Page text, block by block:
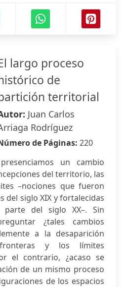
largo proceso
de
territorial
Juan Carlos
Rodríguez
de Páginas: 220
un cambio
del territorio, las
–nociones que fueron
del siglo XIX y fortalecidas
del siglo XX–. Sin
¿tales cambios
a la desaparición
y los límites
el contrario, ¿acaso se
de un mismo proceso
de los espacios